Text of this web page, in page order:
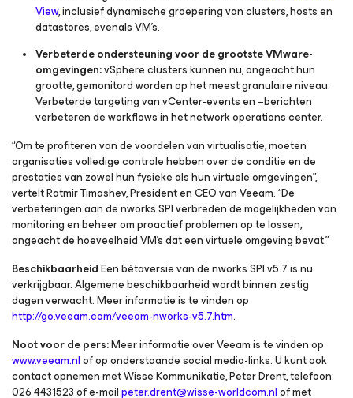
View, inclusief dynamische groepering van clusters, hosts en
datastores, evenals VM's.
Verbeterde ondersteuning voor de grootste VMware-
omgevingen:vSphere clusters kunnen nu, ongeacht hun
grootte, gemonitord worden op het meest granulaire niveau.
Verbeterde targeting van vCenter-events en –berichten
verbeteren de workflows in het network operations center.
“Om te profiteren van de voordelen van virtualisatie, moeten
organisaties volledige controle hebben over de conditie en de
prestaties van zowel hun fysieke als hun virtuele omgevingen”,
vertelt Ratmir Timashev, President en CEO van Veeam. “De
verbeteringen aan de nworks SPI verbreden de mogelijkheden van
monitoring en beheer om proactief problemen op te lossen,
ongeacht de hoeveelheid VM’s dat een virtuele omgeving bevat.”
BeschikbaarheidEen bètaversie van de nworks SPI v5.7 is nu
verkrijgbaar. Algemene beschikbaarheid wordt binnen zestig
dagen verwacht. Meer informatie is te vinden op
http://go.veeam.com/veeam-nworks-v5.7.htm.
Noot voor de pers:Meer informatie over Veeam is te vinden op
www.veeam.nlof op onderstaande social media-links. U kunt ook
contact opnemen met Wisse Kommunikatie, Peter Drent, telefoon:
026 4431523 of e-mailpeter.drent@wisse-worldcom.nlof met